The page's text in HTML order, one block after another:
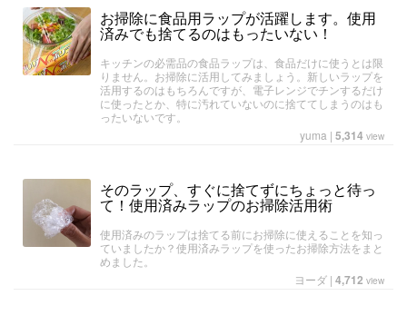
お掃除に食品用ラップが活躍します。使用
済みでも捨てるのはもったいない！
キッチンの必需品の食品ラップは、食品だけに使うとは限
りません。お掃除に活用してみましょう。新しいラップを
活用するのはもちろんですが、電子レンジでチンするだけ
に使ったとか、特に汚れていないのに捨ててしまうのはも
ったいないです。
yuma | 5,314 view
そのラップ、すぐに捨てずにちょっと待っ
て！使用済みラップのお掃除活用術
使用済みのラップは捨てる前にお掃除に使えることを知っ
ていましたか？使用済みラップを使ったお掃除方法をまと
めました。
ヨーダ | 4,712 view